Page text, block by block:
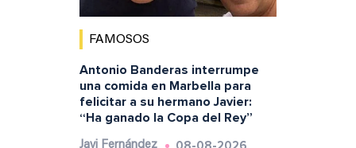
FAMOSOS
Antonio Banderas interrumpe
una comida en Marbella para
felicitar a su hermano Javier:
“Ha ganado la Copa del Rey”
Javi Fernández